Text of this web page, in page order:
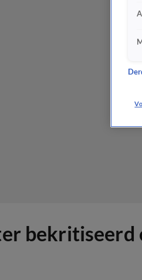
bekritiseerd